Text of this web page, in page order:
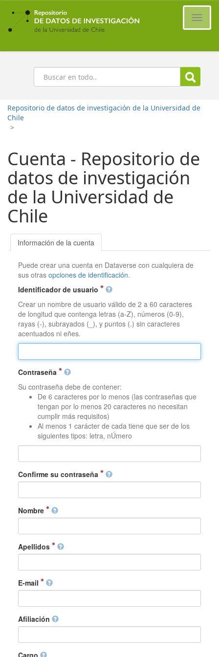
Ir
contenido
principal
Buscar
Repositorio de datos de investigación de la Universidad de
Chile
>
Cuenta - Repositorio de
datos de investigación
de la Universidad de
Chile
Información de la cuenta
Puede crear una cuenta en Dataverse con cualquiera de
sus otrasopciones de identificación.
Identificador de usuario
Crear un nombre de usuario válido de 2 a 60 caracteres
de longitud que contenga letras (a-Z), números (0-9),
rayas (-), subrayados (_), y puntos (.) sin caracteres
acentuados ni eñes.
Contraseña
Su contraseña debe de contener:
De 6 caracteres por lo menos (las contraseñas que
tengan por lo menos 20 caracteres no necesitan
cumplir más requisitos)
Al menos 1 carácter de cada tiene que ser de los
siguientes tipos: letra, nÚmero
Confirme su contraseña
Nombre
Apellidos
E-mail
Afiliación
Cargo